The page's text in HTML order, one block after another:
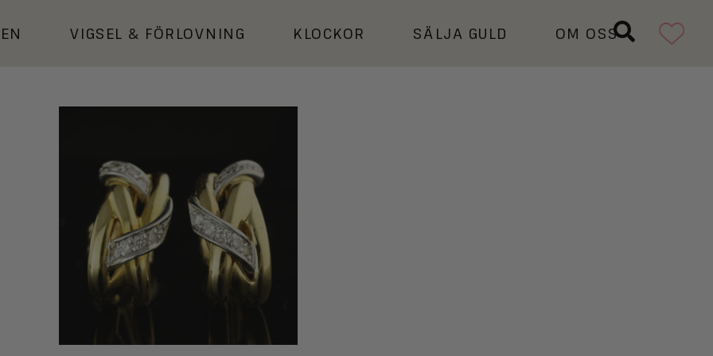
VIGSEL & FÖRLOVNING KLOCKOR SÄLJA GULD OM OSS